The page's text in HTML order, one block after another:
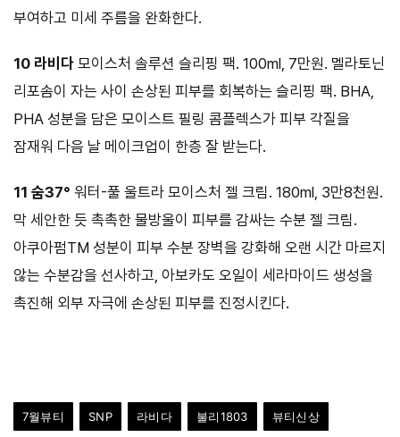
부여하고 미세 주름을 완화한다.
10 라비다 모이스처 솔루션 슬리핑 팩. 100ml, 7만원. 멜라토닌
리포솜이 자는 사이 손상된 피부를 회복하는 슬리핑 팩. BHA,
PHA 성분을 담은 모이스트 필링 콤플렉스가 피부 각질을
잠재워 다음 날 메이크업이 한층 잘 받는다.
11 숨37° 워터-풀 울트라 모이스처 젤 크림. 180ml, 3만8천원.
막 세안한 듯 촉촉한 물방울이 피부를 감싸는 수분 젤 크림.
아쿠아펌TM 성분이 피부 수분 장벽을 강화해 오랜 시간 마르지
않는 수분감을 선사하고, 아보카도 오일이 세라마이드 생성을
촉진해 외부 자극에 손상된 피부를 진정시킨다.
7월뷰티 SNP 라비다 불리1803 뷰티신상